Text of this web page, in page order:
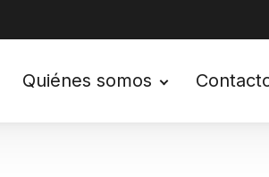
Quiénes somos